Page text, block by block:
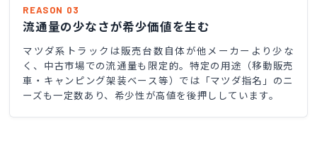
REASON 03
流通量の少なさが希少価値を生む
マツダ系トラックは販売台数自体が他メーカーより少な
く、中古市場での流通量も限定的。特定の用途（移動販売
車・キャンピング架装ベース等）では「マツダ指名」のニ
ーズも一定数あり、希少性が高値を後押ししています。